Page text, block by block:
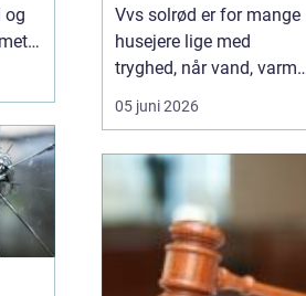
og
I
Vvs solrød er for mange
husejere lige med
tryghed, når vand, varme
eller kloak pludselig
driller. Området har en
som hjælper med alt fra
små reparationer til store
renoveringsprojekter, og
valget af den rette
samarbejdspart...
05 juni 2026